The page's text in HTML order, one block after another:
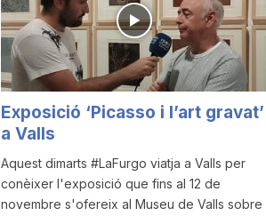
Exposició ‘Picasso i l’art gravat’
a Valls
Aquest dimarts #LaFurgo viatja a Valls per
conèixer l'exposició que fins al 12 de
novembre s'ofereix al Museu de Valls sobre